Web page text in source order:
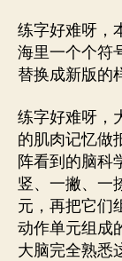
练字好难呀，
海里一个个符
替换成新版的
练字好难呀，
的肌肉记忆做
阵看到的脑科
竖、一撇、一
元，再把它们
动作单元组成
大脑完全熟悉